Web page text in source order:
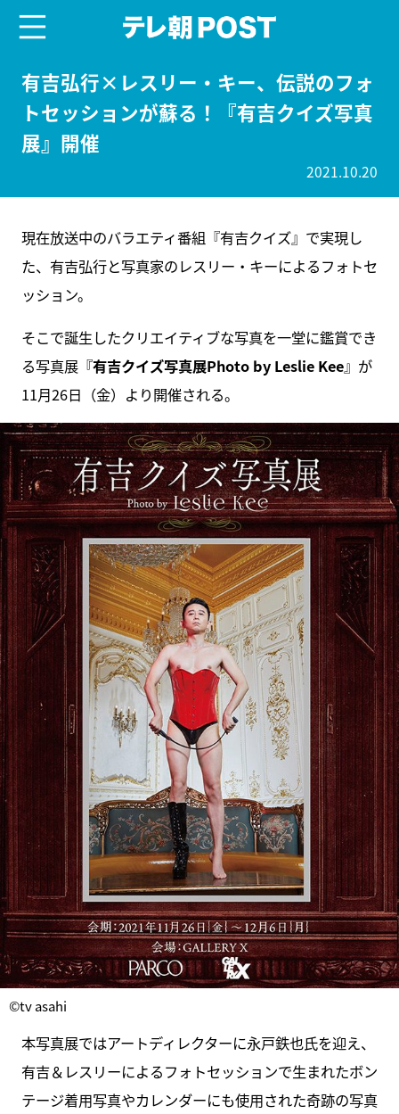
有吉弘⾏×レスリー・キー、伝説のフォ
トセッションが蘇る！『有吉クイズ写真
展』開催
2021.10.20
現在放送中のバラエティ番組『有吉クイズ』で実現し
た、有吉弘行と写真家のレスリー・キーによるフォトセ
ッション。
そこで誕生したクリエイティブな写真を一堂に鑑賞でき
る写真展『有吉クイズ写真展Photo by Leslie Kee』が
11⽉26⽇（⾦）より開催される。
©tv asahi
本写真展ではアートディレクターに永戸鉄也⽒を迎え、
有吉＆レスリーによるフォトセッションで⽣まれたボン
テージ着⽤写真やカレンダーにも使⽤された奇跡の写真